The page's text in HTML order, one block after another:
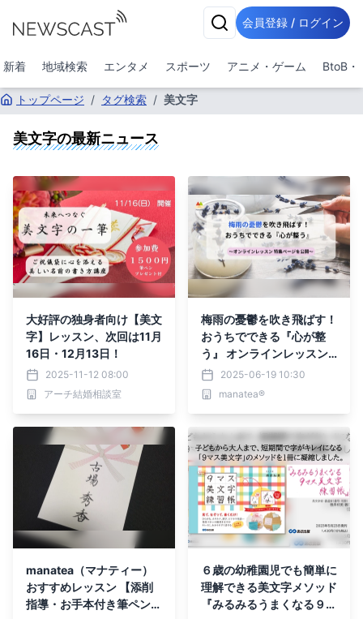
会員登録 / ログイン
新着 地域検索 エンタメ スポーツ アニメ・ゲーム BtoB・
トップページ / タグ検索 / 美文字
美文字の最新ニュース
大好評の独身者向け【美文
字】レッスン、次回は11月
16日・12月13日！
2025-11-12 08:00
アーチ結婚相談室
梅雨の憂鬱を吹き飛ばす！
おうちでできる『心が整
う』 オンラインレッスン
特集ページを公開
2025-06-19 10:30
manatea®
manatea（マナティー）
おすすめレッスン 【添削
指導・お手本付き筆ペン講
６歳の幼稚園児でも簡単に
理解できる美文字メソッド
『みるみるうまくなる９マ